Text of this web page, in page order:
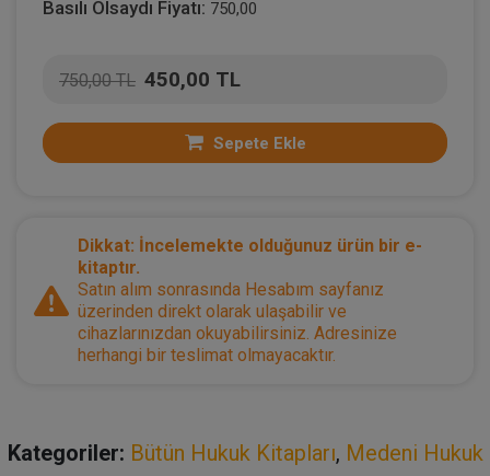
Basılı Olsaydı Fiyatı: 750,00
750,00 TL 450,00 TL
Sepete Ekle
Dikkat: İncelemekte olduğunuz ürün bir e-
kitaptır.
Satın alım sonrasında Hesabım sayfanız
üzerinden direkt olarak ulaşabilir ve
cihazlarınızdan okuyabilirsiniz. Adresinize
herhangi bir teslimat olmayacaktır.
Kategoriler: Bütün Hukuk Kitapları, Medeni Hukuk